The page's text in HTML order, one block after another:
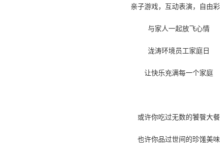
亲子游戏，互动表演，自由
与家人一起放飞心情
泷涛环境员工家庭日
让快乐充满每一个家庭
或许你吃过无数的饕餮大餐
也许你品过世间的珍馐美味